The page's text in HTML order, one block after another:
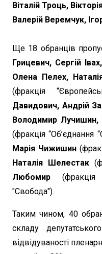
Віталій Троць,
Валерій Веремчук,
Ще 18 обранців
Грицевич, Сергій
Олена Пелех,
(фракція
Давидович, Андрій
Володимир Лучишин,
(фракція “Об’єднання
Марія Чижишин
Наталія Шелестак
Любомир (фракція
"Свобода").
Таким чином, 40
складу
відвідуваності